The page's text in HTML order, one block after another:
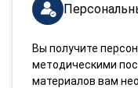
Вы получите
методическими
материалов вам